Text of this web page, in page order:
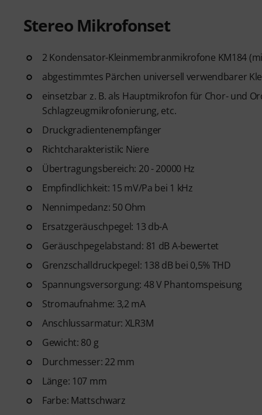
Stereo Mikrofonset
2 Kondensator-Kleinmembranmikrofone KM184
abgestimmtes Pärchen universell verwendbarer
einsetzbar z. B. als Hauptmikrofon für Chor- und
Schlagzeugmikrofonierung, etc.
Druckgradientenempfänger
Richtcharakteristik: Niere
Übertragungsbereich: 20 - 20000 Hz
Empfindlichkeit: 15 mV/Pa bei 1 kHz
Nennimpedanz: 50 Ohm
Ersatzgeräuschpegel: 13 db-A
Geräuschpegelabstand: 81 dB A-bewertet
Grenzschalldruckpegel: 138 dB bei 0,5% THD
Spannungsversorgung: 48 V Phantomspeisung
Stromaufnahme: 3,2 mA
Anschlussarmatur: XLR3M
Gewicht: 80 g
Durchmesser: 22 mm
Länge: 107 mm
Farbe: Mattschwarz